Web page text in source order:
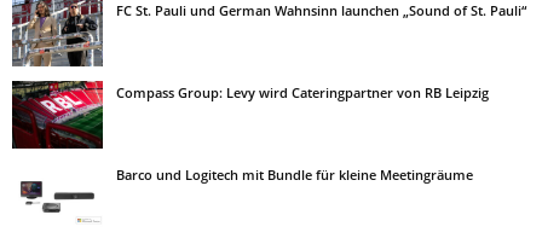
FC St. Pauli und German Wahnsinn launchen „Sound of St. Pauli“
Compass Group: Levy wird Cateringpartner von RB Leipzig
Barco und Logitech mit Bundle für kleine Meetingräume